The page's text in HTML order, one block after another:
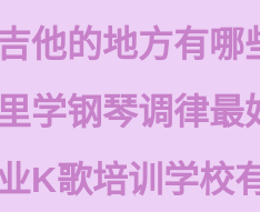
他的地方有哪
学钢琴调律最
K歌培训学校